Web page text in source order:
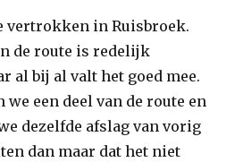
vertrokken in Ruisbroek.
de route is redelijk
al bij al valt het goed mee.
een deel van de route en
dezelfde afslag van vorig
dan maar dat het niet